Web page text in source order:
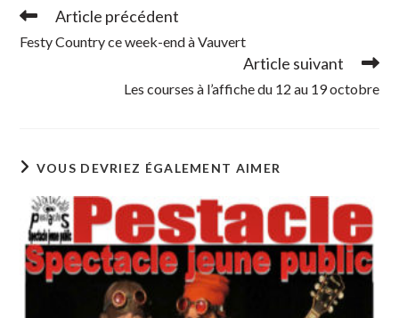
Read
articles
Article précédent
Festy Country ce week-end à Vauvert
Article suivant
Les courses à l’affiche du 12 au 19 octobre
VOUS DEVRIEZ ÉGALEMENT AIMER